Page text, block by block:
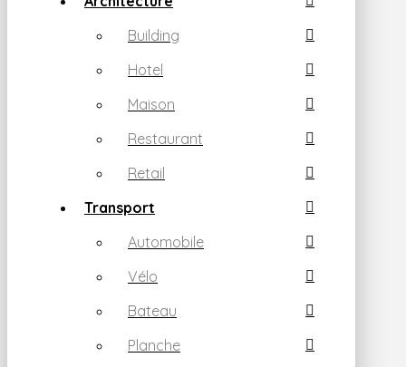
Building
Hotel
Maison
Restaurant
Retail
Transport
Automobile
Vélo
Bateau
Planche